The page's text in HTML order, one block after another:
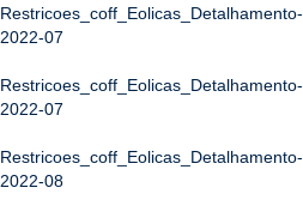
Restricoes_coff_Eolicas_Detalhamento-
2022-07
Restricoes_coff_Eolicas_Detalhamento-
2022-07
Restricoes_coff_Eolicas_Detalhamento-
2022-08